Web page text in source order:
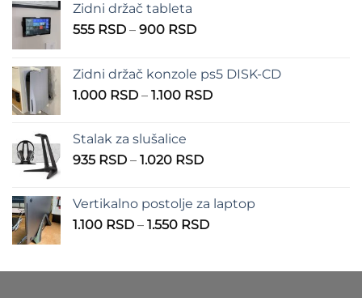
Zidni držač tableta
555 RSD – 900 RSDRaspon
555 RSD
do
Zidni držač konzole ps5 DISK-CD
1.000 RSD – 1.100 RSDRaspon
Stalak za slušalice
935 RSD – 1.020 RSDRaspon
935 RSD
do
Vertikalno postolje za laptop
1.100 RSD – 1.550 RSDRaspon
1.100 RSD